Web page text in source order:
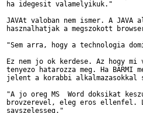
ha idegesit valamelyikuk."
JAVAt valoban nem ismer. A
hasznalhatjak a megszokott
"Sem arra, hogy a technologia
Ez nem jo ok kerdese. Az hogy
tenyezo hatarozza meg. Ha
jelent a korabbi alkalmazasokkal
"A jo oreg MS  Word doksikat
brovzerevel, eleg eros ellenfel.
savszelesseg."